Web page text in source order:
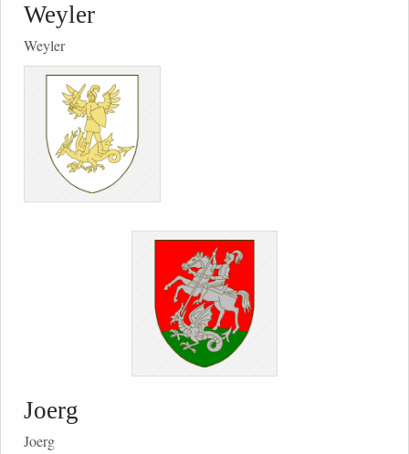
Weyler
Weyler
Joerg
Joerg